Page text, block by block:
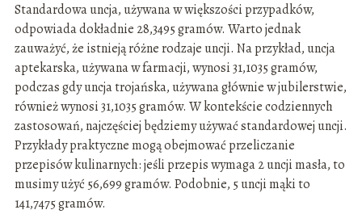
Standardowa uncja, używana w większości przypadków,
odpowiada dokładnie 28,3495 gramów. Warto jednak
zauważyć, że istnieją różne rodzaje uncji. Na przykład, uncja
aptekarska, używana w farmacji, wynosi 31,1035 gramów,
podczas gdy uncja trojańska, używana głównie w jubilerstwie,
również wynosi 31,1035 gramów. W kontekście codziennych
zastosowań, najczęściej będziemy używać standardowej uncji.
Przykłady praktyczne mogą obejmować przeliczanie
przepisów kulinarnych: jeśli przepis wymaga 2 uncji masła, to
musimy użyć 56,699 gramów. Podobnie, 5 uncji mąki to
141,7475 gramów.